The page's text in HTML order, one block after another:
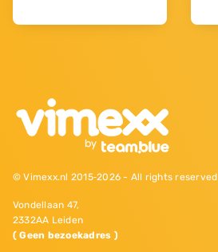
© Vimexx.nl 2015‐2026 - All rights reserved
Vondellaan 47,
2332AA Leiden
( Geen bezoekadres )